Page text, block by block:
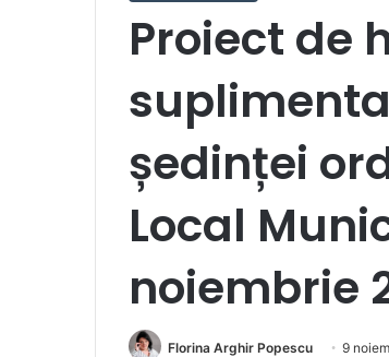
Proiect de
ședinței
Local
noiembrie
Florina Arghir Popescu 9